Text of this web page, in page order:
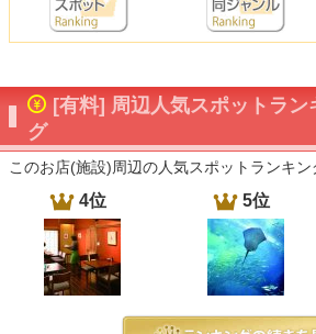
[有料] 周辺人気スポットラン
グ
このお店(施設)周辺の人気スポットランキン
4位 5位